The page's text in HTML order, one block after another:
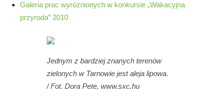
Galeria prac wyróżnionych w konkursie „Wakacyjna
przyroda” 2010
Jednym z bardziej znanych terenów
zielonych w Tarnowie jest aleja lipowa.
/ Fot. Dora Pete, www.sxc.hu